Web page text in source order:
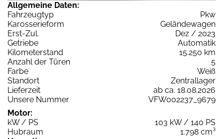
Allgemeine Daten:
Fahrzeugtyp
Pkw
Karosserieform
Geländewagen
Erst-Zul.
Dez / 2023
Getriebe
Automatik
Kilometerstand
15.250 km
Anzahl der Türen
5
Farbe
Weiß
Standort
Zentrallager
Lieferzeit
ab ca. 18.08.2026
Unsere Nummer
VFW002237_9679
Motor:
kW / PS
103 kW / 140 PS
Hubraum
1.798 cm³